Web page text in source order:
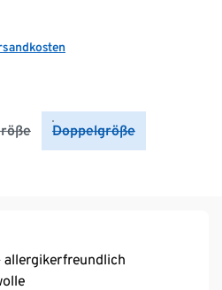
Doppelgröße
allergikerfreundlich